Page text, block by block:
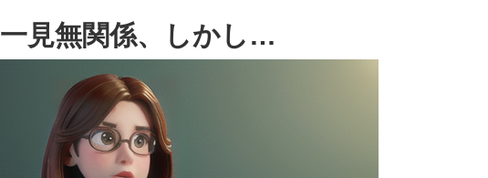
一見無関係、しかし…